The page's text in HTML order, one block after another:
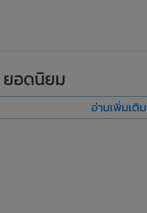
ยอดนิยม
อ่านเพิ่มเติม